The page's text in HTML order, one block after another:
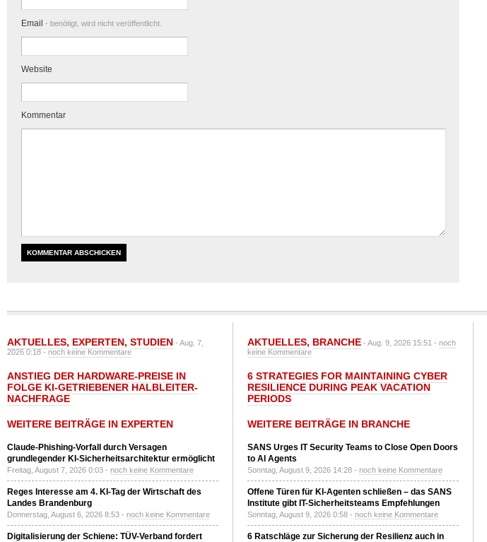
Email - benötigt, wird nicht veröffentlicht.
Website
Kommentar
AKTUELLES, EXPERTEN, STUDIEN - Aug. 7,
2026 0:18 -noch keine Kommentare
ANSTIEG DER HARDWARE-PREISE IN
FOLGE KI-GETRIEBENER HALBLEITER-
NACHFRAGE
WEITERE BEITRÄGE IN EXPERTEN
Claude-Phishing-Vorfall durch Versagen
grundlegender KI-Sicherheitsarchitektur ermöglicht
Freitag, August 7, 2026 0:03 - noch keine Kommentare
Reges Interesse am 4. KI-Tag der Wirtschaft des
Landes Brandenburg
Donnerstag, August 6, 2026 8:53 - noch keine Kommentare
Digitalisierung der Schiene: TÜV-Verband fordert
AKTUELLES, BRANCHE - Aug. 9, 2026 15:51 - noch
keine Kommentare
6 STRATEGIES FOR MAINTAINING CYBER
RESILIENCE DURING PEAK VACATION
PERIODS
WEITERE BEITRÄGE IN BRANCHE
SANS Urges IT Security Teams to Close Open Doors
to AI Agents
Sonntag, August 9, 2026 14:28 - noch keine Kommentare
Offene Türen für KI-Agenten schließen – das SANS
Institute gibt IT-Sicherheitsteams Empfehlungen
Sonntag, August 9, 2026 0:58 - noch keine Kommentare
6 Ratschläge zur Sicherung der Resilienz auch in